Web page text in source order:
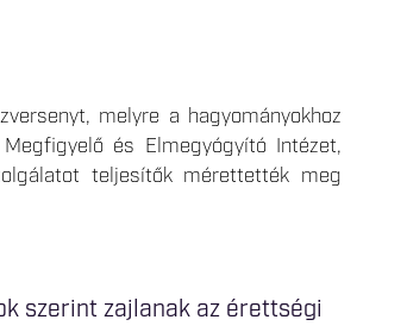
melyre a hagyományokhoz
és Elmegyógyító Intézet,
teljesítők mérettették meg
szerint zajlanak az érettségi